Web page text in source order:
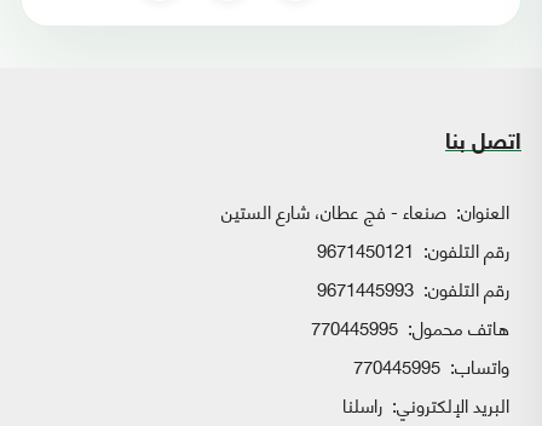
اتصل بنا
العنوان: صنعاء - فج عطان، شارع الستين
رقم التلفون: 9671450121
رقم التلفون: 9671445993
هاتف محمول: 770445995
واتساب:
البريد الإلكتروني: راسلنا